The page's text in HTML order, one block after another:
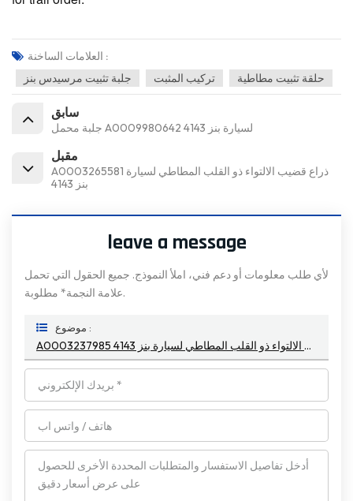
العلامات الساخنة :
جلبة تثبيت مرسيدس بنز
تركيب المثبت حلقة تثبيت مطاطية
سابق
جلبة محمل A0009980642 لسيارة بنز 4143
مقبل
A0003265581 ذراع قضيب الالتواء ذو ​​القلب المطاطي لسيارة
بنز 4143
leave a message
لأي طلب معلومات أو دعم فني، املأ النموذج. جميع الحقول التي تحمل
علامة النجمة* مطلوبة.
موضوع :
A0003237985 ذراع قضيب الالتواء ذو ​​القلب المطاطي لسيارة بنز 4143